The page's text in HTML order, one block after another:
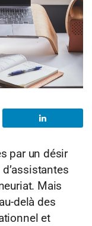
par un désir
Mais
delà des
et